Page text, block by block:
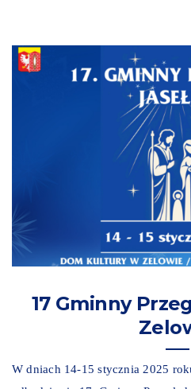
17 Gminny
W dniach 14-15 stycznia 2025